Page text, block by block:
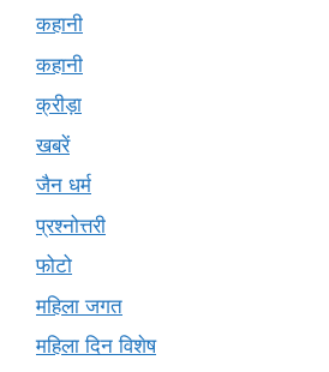
कहानी
कहानी
क्रीड़ा
खबरें
जैन धर्म
प्रश्नोत्तरी
फोटो
महिला जगत
महिला दिन विशेष